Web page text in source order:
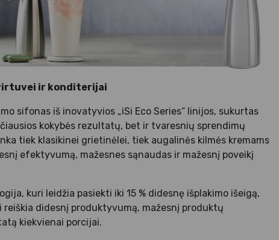
ir konditerijai
sifonas iš inovatyvios „iSi Eco Series“ linijos, sukurtas
kokybės rezultatų, bet ir tvaresnių sprendimų
tiek klasikinei grietinėlei, tiek augalinės kilmės kremams
efektyvumą, mažesnes sąnaudas ir mažesnį poveikį
kuri leidžia pasiekti iki 15 % didesnę išplakimo išeigą,
didesnį produktyvumą, mažesnį produktų
kiekvienai porcijai.